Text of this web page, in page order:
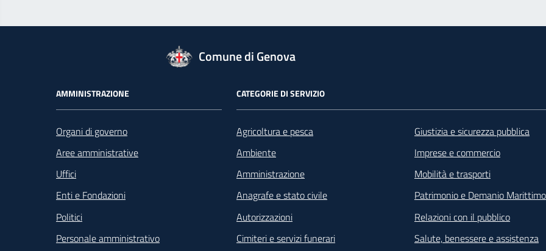
Comune di Genova
Footer - Navigazione
AMMINISTRAZIONE
Organi di governo
Aree amministrative
Uffici
Enti e Fondazioni
Politici
Personale amministrativo
CATEGORIE DI SERVIZIO
Agricoltura e pesca
Ambiente
Amministrazione
Anagrafe e stato civile
Autorizzazioni
Cimiteri e servizi funerari
Giustizia e sicurezza pubblica
Imprese e commercio
Mobilità e trasporti
Patrimonio e Demanio Marittimo
Relazioni con il pubblico
Salute, benessere e assistenza